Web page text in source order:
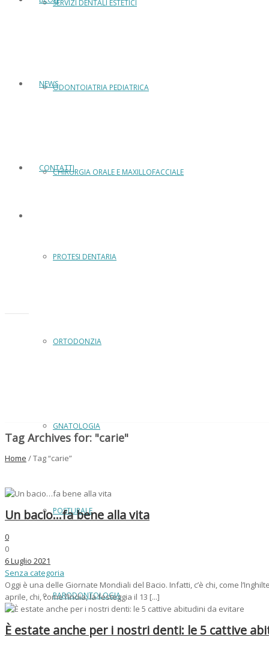
SERVIZI DENTALI ESTETICI
ODONTOIATRIA PEDIATRICA
CHIRURGIA ORALE E MAXILLOFACCIALE
PROTESI DENTARIA
ORTODONZIA
GNATOLOGIA
POSTURALE
PARODONTOLOGIA
NEWS
CONTATTI
Tag Archives for: "carie"
Home / Tag “carie”
Un bacio…fa bene alla vita
0
0
6 Luglio 2021
Senza categoria
Oggi è una delle Giornate Mondiali del Bacio. Infatti, c’è chi, come
aprile, chi, come l’India, la festeggia il 13 [...]
È estate anche per i nostri denti: le 5 cattive